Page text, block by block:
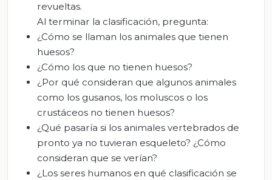
revueltas.
Al terminar la clasificación, pregunta:
¿Cómo se llaman los animales que tienen
huesos?
¿Cómo los que no tienen huesos?
¿Por qué consideran que algunos animales
como los gusanos, los moluscos o los
crustáceos no tienen huesos?
¿Qué pasaría si los animales vertebrados de
pronto ya no tuvieran esqueleto? ¿Cómo
consideran que se verían?
¿Los seres humanos en qué clasificación se